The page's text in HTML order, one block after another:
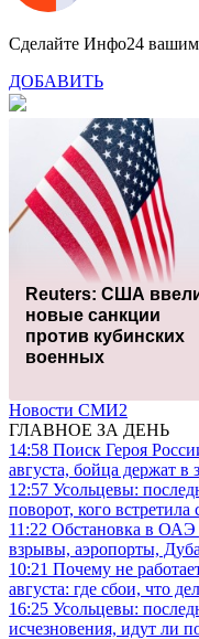
Сделайте Инфо24
ДОБАВИТЬ
Reuters: США
новые санкции
против кубинских
военных
Новости СМИ2
ГЛАВНОЕ ЗА ДЕНЬ
14:58 Поиск Героя
августа, бойца держат в
12:57 Усольцевы:
поворот, кого встретила
11:22 Обстановка в ОАЭ
взрывы, аэропорты,
10:21 Почему не
августа: где сбои, что
16:25 Усольцевы:
исчезновения, идут ли